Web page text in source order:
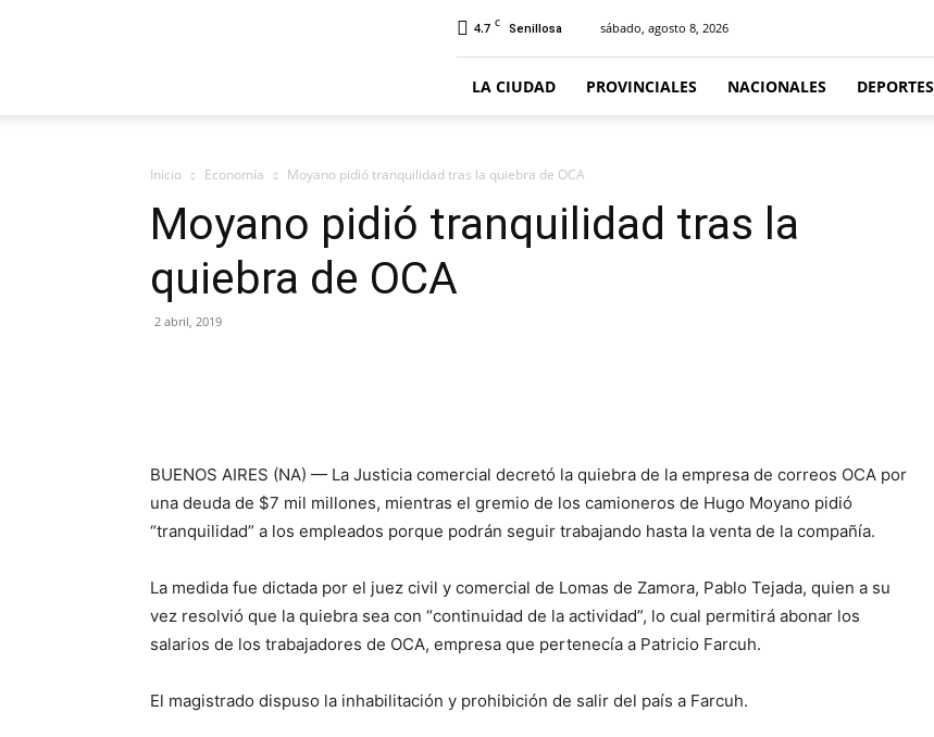
4.7 C Senillosa sábado, agosto 8, 2026
LA CIUDAD PROVINCIALES NACIONALES DEPORTES
Inicio Economía Moyano pidió tranquilidad tras la quiebra de OCA
Moyano pidió tranquilidad tras la
quiebra de OCA
2 abril, 2019
BUENOS AIRES (NA) — La Justicia comercial decretó la quiebra de la empresa de correos OCA por
una deuda de $7 mil millones, mientras el gremio de los camioneros de Hugo Moyano pidió
“tranquilidad” a los empleados porque podrán seguir trabajando hasta la venta de la compañía.
La medida fue dictada por el juez civil y comercial de Lomas de Zamora, Pablo Tejada, quien a su
vez resolvió que la quiebra sea con “continuidad de la actividad”, lo cual permitirá abonar los
salarios de los trabajadores de OCA, empresa que pertenecía a Patricio Farcuh.
El magistrado dispuso la inhabilitación y prohibición de salir del país a Farcuh.